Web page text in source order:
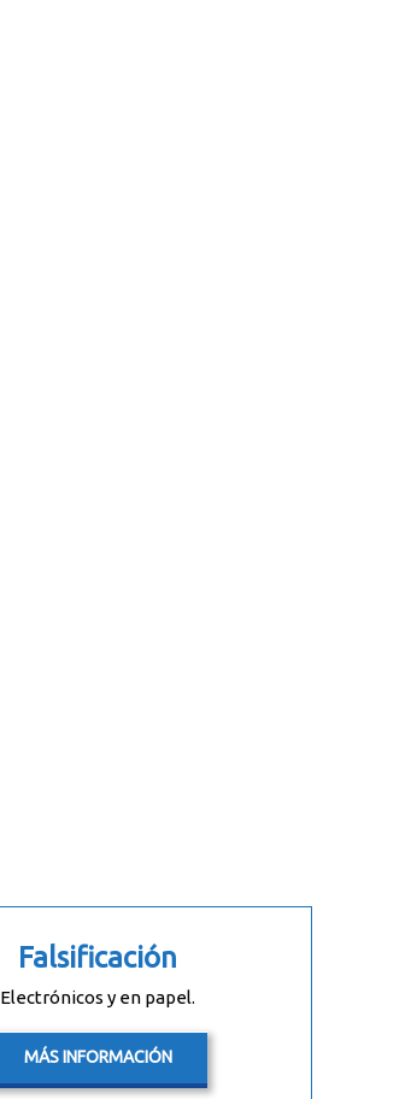
Falsificación
Electrónicos y en papel.
MÁS INFORMACIÓN